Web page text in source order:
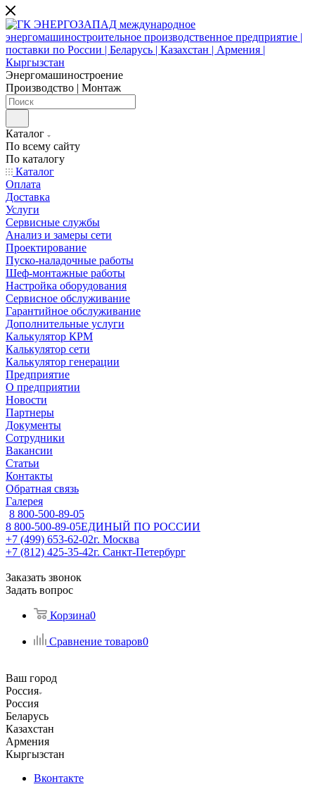
Энергомашиностроение
Производство | Монтаж
Каталог
По всему сайту
По каталогу
Каталог
Оплата
Доставка
Услуги
Сервисные службы
Анализ и замеры сети
Проектирование
Пуско-наладочные работы
Шеф-монтажные работы
Настройка оборудования
Сервисное обслуживание
Гарантийное обслуживание
Дополнительные услуги
Калькулятор КРМ
Калькулятор сети
Калькулятор генерации
Предприятие
О предприятии
Новости
Партнеры
Документы
Сотрудники
Вакансии
Статьи
Контакты
Обратная связь
Галерея
8 800-500-89-05
8 800-500-89-05ЕДИНЫЙ ПО РОССИИ
+7 (499) 653-62-02г. Москва
+7 (812) 425-35-42г. Санкт-Петербург
Заказать звонок
Задать вопрос
Корзина0
Сравнение товаров0
Ваш город
Россия
Россия
Беларусь
Казахстан
Армения
Кыргызстан
Вконтакте